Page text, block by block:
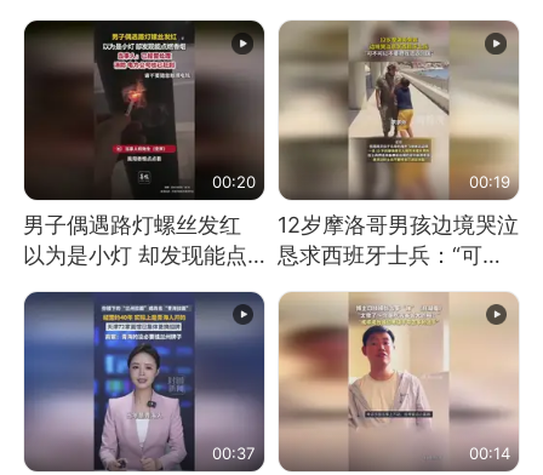
震惊 （视频来源：参考
消息）
开门：午休到几点
00:20
男子偶遇路灯螺丝发红
以为是小灯 却发现能点
燃香烟 当事人：已报警
处理
00:19
12岁摩洛哥男孩边境哭泣
恳求西班牙士兵：“可不
可以不要把我遣返回国”
00:37 00:14